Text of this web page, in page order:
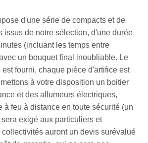
d'une série de compacts et de
issus de notre sélection, d'une durée
(incluant les temps entre
un bouquet final inoubliable. Le
fourni, chaque pièce d'artifice est
à votre disposition un boitier
et des allumeurs électriques,
à feu à distance en toute sécurité (un
exigé aux particuliers et
auront un devis surévalué